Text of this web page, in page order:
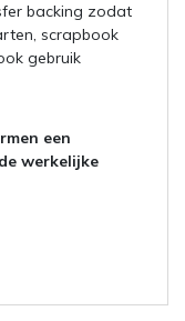
backing zodat
scrapbook
gebruik
een
werkelijke